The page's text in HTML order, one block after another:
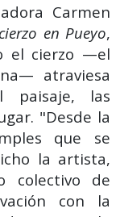
Carmen
en Pueyo,
el cierzo —el
atraviesa
paisaje, las
"Desde la
que se
la artista,
colectivo de
con la